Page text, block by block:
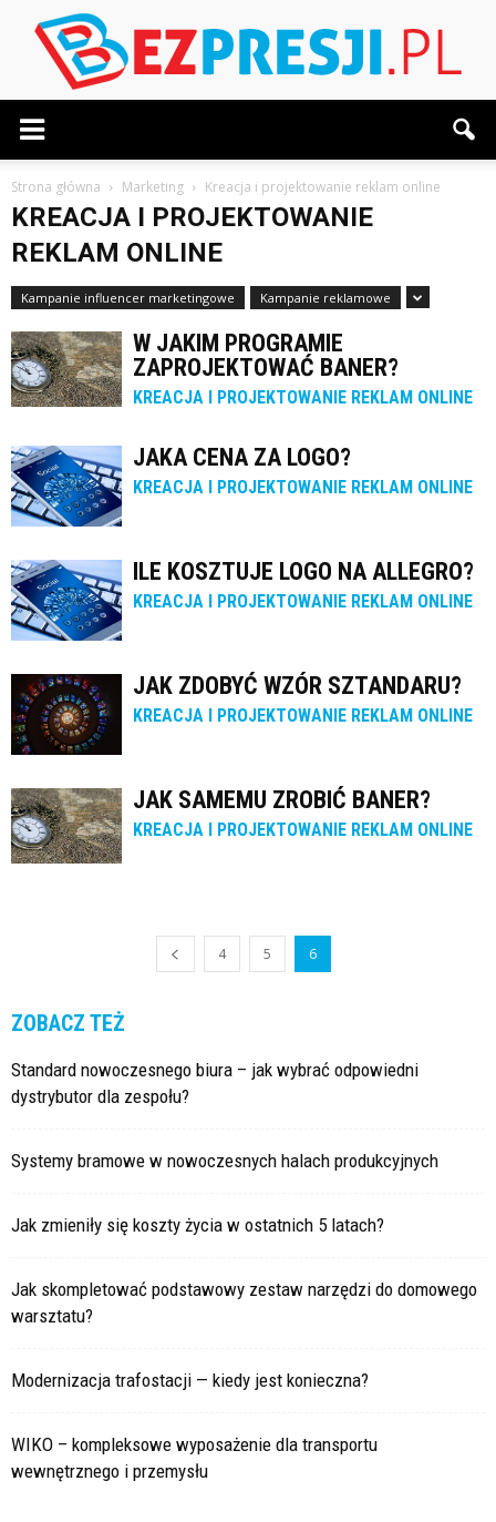
Strona główna Marketing Kreacja i projektowanie reklam online
KREACJA I PROJEKTOWANIE
REKLAM ONLINE
Kampanie influencer marketingowe Kampanie reklamowe
W JAKIM PROGRAMIE
ZAPROJEKTOWAĆ BANER?
KREACJA I PROJEKTOWANIE REKLAM ONLINE
JAKA CENA ZA LOGO?
KREACJA I PROJEKTOWANIE REKLAM ONLINE
ILE KOSZTUJE LOGO NA ALLEGRO?
KREACJA I PROJEKTOWANIE REKLAM ONLINE
JAK ZDOBYĆ WZÓR SZTANDARU?
KREACJA I PROJEKTOWANIE REKLAM ONLINE
JAK SAMEMU ZROBIĆ BANER?
KREACJA I PROJEKTOWANIE REKLAM ONLINE
4 5 6
ZOBACZ TEŻ
Standard nowoczesnego biura – jak wybrać odpowiedni
dystrybutor dla zespołu?
Systemy bramowe w nowoczesnych halach produkcyjnych
Jak zmieniły się koszty życia w ostatnich 5 latach?
Jak skompletować podstawowy zestaw narzędzi do domowego
warsztatu?
Modernizacja trafostacji — kiedy jest konieczna?
WIKO – kompleksowe wyposażenie dla transportu
wewnętrznego i przemysłu